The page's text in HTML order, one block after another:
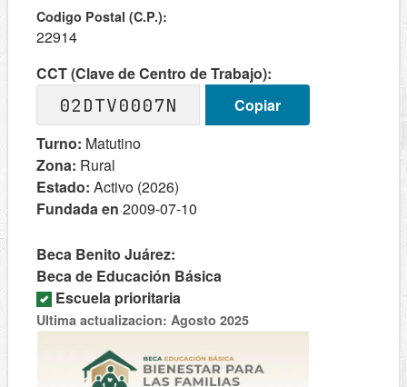
Codigo Postal (C.P.):
22914
CCT (Clave de Centro de Trabajo):
02DTV0007N
Copiar
Turno: Matutino
Zona: Rural
Estado: Activo (2026)
Fundada en 2009-07-10
Beca Benito Juárez:
Beca de Educación Básica
Escuela prioritaria
Ultima actualizacion: Agosto 2025